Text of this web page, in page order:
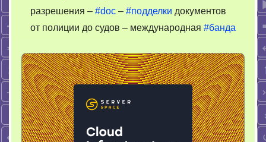
разрешения – #doc – #подделки документов
от полиции до судов – международная #банда